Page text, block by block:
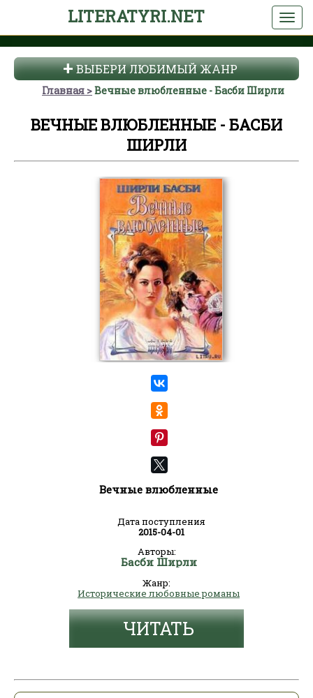
LITERATYRI.NET
ВЫБЕРИ ЛЮБИМЫЙ ЖАНР
Главная Вечные влюбленные - Басби Ширли
ВЕЧНЫЕ ВЛЮБЛЕННЫЕ - БАСБИ
ШИРЛИ
Вечные влюбленные
Дата поступления
2015-04-01
Авторы:
Басби Ширли
Жанр:
Исторические любовные романы
ЧИТАТЬ